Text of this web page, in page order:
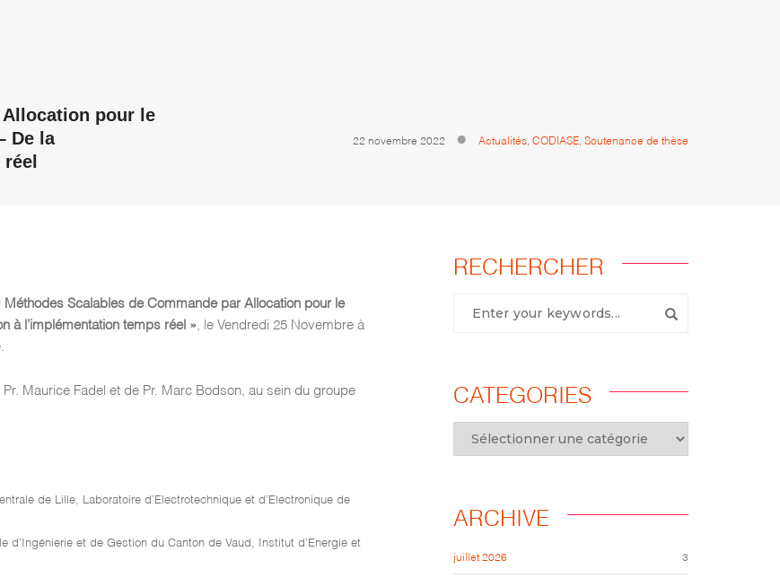
Allocation pour le
De la
22 novembre 2022 Actualités CODIASE Soutenance de thèse
Méthodes Scalables de Commande par Allocation pour le
à l’implémentation temps réel » , le Vendredi 25 Novembre à
Maurice Fadel et de Pr. Marc Bodson, au sein du groupe
de Lille, Laboratoire d’Electrotechnique et d’Electronique de
d’Ingénierie et de Gestion du Canton de Vaud, Institut d’Energie et
RECHERCHER
CATEGORIES
ARCHIVE
juillet 2026 3